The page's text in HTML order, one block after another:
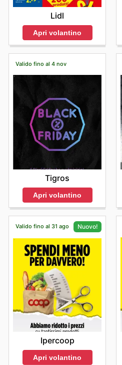
Lidl
Apri volantino
Valido fino al 4 nov
Tigros
Apri volantino
Valido fino al 31 ago Nuovo!
Ipercoop
Apri volantino